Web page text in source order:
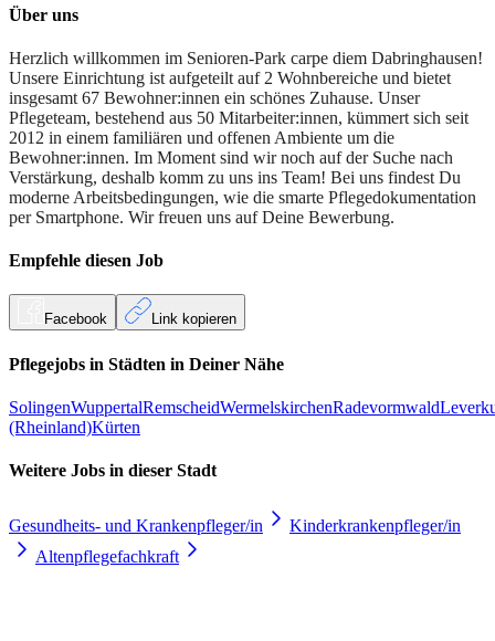
Über uns
Herzlich willkommen im Senioren-Park carpe diem Dabringhausen!
Unsere Einrichtung ist aufgeteilt auf 2 Wohnbereiche und bietet
insgesamt 67 Bewohner:innen ein schönes Zuhause. Unser
Pflegeteam, bestehend aus 50 Mitarbeiter:innen, kümmert sich seit
2012 in einem familiären und offenen Ambiente um die
Bewohner:innen. Im Moment sind wir noch auf der Suche nach
Verstärkung, deshalb komm zu uns ins Team! Bei uns findest Du
moderne Arbeitsbedingungen, wie die smarte Pflegedokumentation
per Smartphone. Wir freuen uns auf Deine Bewerbung.
Empfehle diesen Job
Facebook Link kopieren
Pflegejobs in Städten in Deiner Nähe
SolingenWuppertalRemscheidWermelskirchenRadevormwald
(Rheinland)Kürten
Weitere Jobs in dieser Stadt
Gesundheits- und Krankenpfleger/in
Kinderkrankenpfleger/in
Altenpflegefachkraft